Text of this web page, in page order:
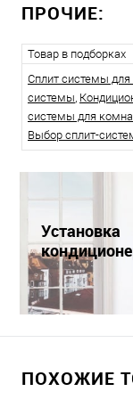
ПРОЧИЕ:
Товар в подборках
Сплит системы
системы,
системы для
Выбор сплит-
Установка
Краснодаре
ПОХОЖИЕ